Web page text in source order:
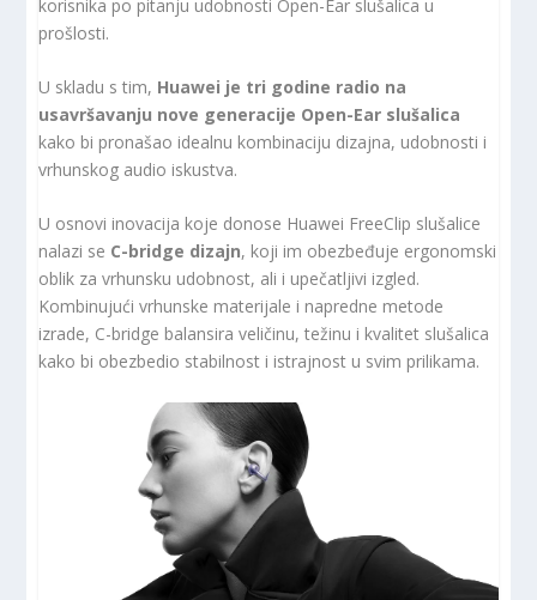
korisnika po pitanju udobnosti Open-Ear slušalica u
prošlosti.
U skladu s tim, Huawei je tri godine radio na
usavršavanju nove generacije Open-Ear slušalica
kako bi pronašao idealnu kombinaciju dizajna, udobnosti i
vrhunskog audio iskustva.
U osnovi inovacija koje donose Huawei FreeClip slušalice
nalazi se C-bridge dizajn, koji im obezbeđuje ergonomski
oblik za vrhunsku udobnost, ali i upečatljivi izgled.
Kombinujući vrhunske materijale i napredne metode
izrade, C-bridge balansira veličinu, težinu i kvalitet slušalica
kako bi obezbedio stabilnost i istrajnost u svim prilikama.